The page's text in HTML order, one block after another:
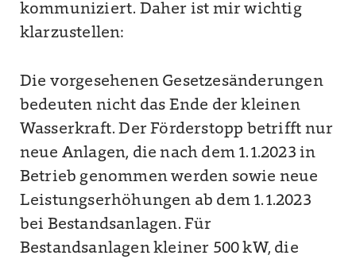
kommuniziert. Daher ist mir wichtig
klarzustellen:
Die vorgesehenen Gesetzesänderungen
bedeuten nicht das Ende der kleinen
Wasserkraft. Der Förderstopp betrifft nur
neue Anlagen, die nach dem 1.1.2023 in
Betrieb genommen werden sowie neue
Leistungserhöhungen ab dem 1.1.2023
bei Bestandsanlagen. Für
Bestandsanlagen kleiner 500 kW, die